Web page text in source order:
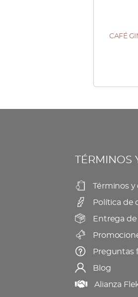
CAFÉ
Este
múltiples
pueden
en
la
página
de
producto
TÉRMINOS
Términos
Política de
Entrega
Preguntas
Blog
Alianza